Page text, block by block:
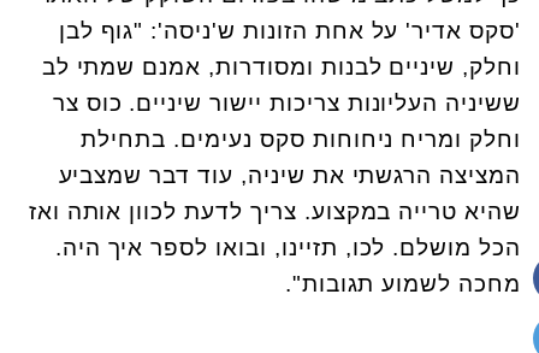
'סקס אדיר' על אחת הזונות ש'ניסה': "גוף לבן
וחלק, שיניים לבנות ומסודרות, אמנם שמתי לב
ששיניה העליונות צריכות יישור שיניים. כוס צר
וחלק ומריח ניחוחות סקס נעימים. בתחילת
המציצה הרגשתי את שיניה, עוד דבר שמצביע
שהיא טרייה במקצוע. צריך לדעת לכוון אותה ואז
הכל מושלם. לכו, תזיינו, ובואו לספר איך היה.
מחכה לשמוע תגובות".